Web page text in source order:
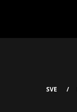
SVE /